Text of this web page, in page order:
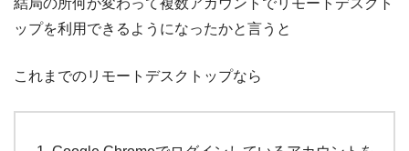
結局の所何が変わって複数アカウントでリモートデスクト
ップを利用できるようになったかと言うと
これまでのリモートデスクトップなら